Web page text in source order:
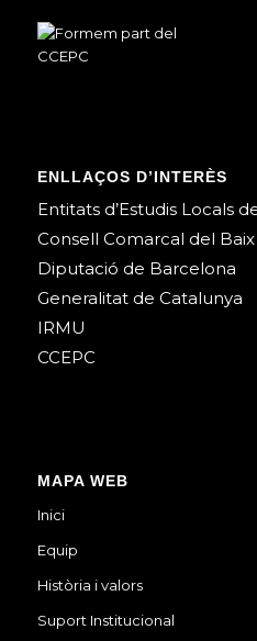
ENLLAÇOS D’INTERÈS
Entitats d’Estudis Locals
Consell Comarcal del
Diputació de Barcelona
Generalitat de Catalunya
IRMU
CCEPC
MAPA WEB
Inici
Equip
Història i valors
Suport Institucional